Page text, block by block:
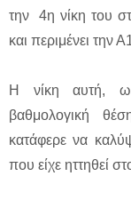
την 4η νίκη του
και περιμένει την
Η νίκη αυτή,
βαθμολογική
κατάφερε να
που είχε ηττηθεί